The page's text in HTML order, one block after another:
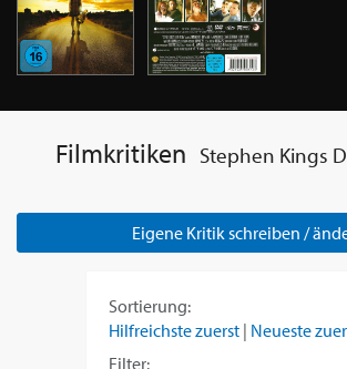
Filmkritiken Stephen Kings
Eigene Kritik schreiben /
Sortierung:
Hilfreichste zuerst | Neueste
Filter: